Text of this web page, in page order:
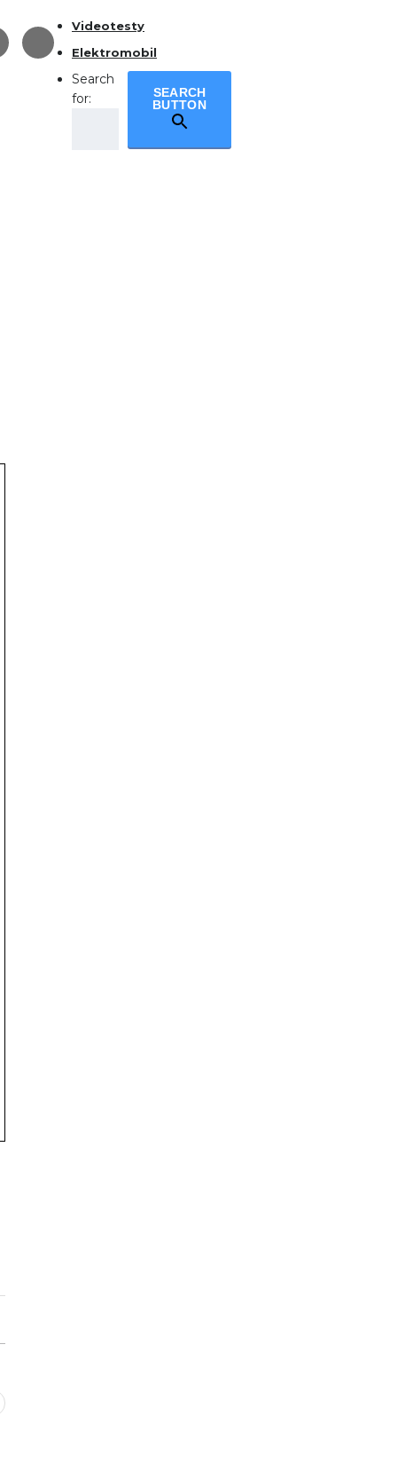
Videotesty
Elektromobil
Search
for:
SEARCH
BUTTON